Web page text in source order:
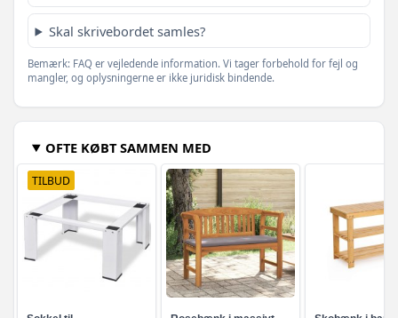
Skal skrivebordet samles?
Bemærk: FAQ er vejledende information. Vi tager forbehold for fejl og
mangler, og oplysningerne er ikke juridisk bindende.
OFTE KØBT SAMMEN MED
TILBUD